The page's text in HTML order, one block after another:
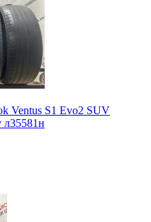
Ventus S1 Evo2 SUV
л35581н